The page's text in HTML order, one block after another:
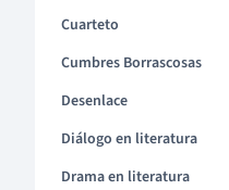
Cuarteto
Cumbres Borrascosas
Desenlace
Diálogo en literatura
Drama en literatura